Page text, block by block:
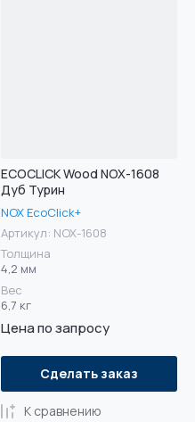
ECOCLICK Wood NOX-1608
Дуб Турин
NOX EcoClick+
Артикул: NOX-1608
Толщина
4,2 мм
Вес
6,7 кг
Цена по запросу
Сделать заказ
К сравнению